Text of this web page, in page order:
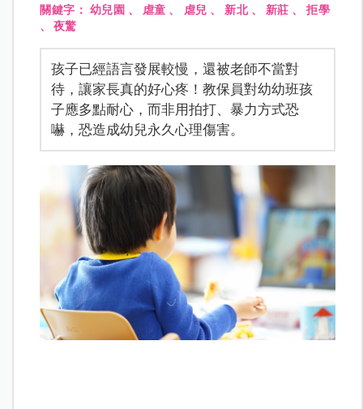
關鍵字： 幼兒園 、 虐童 、 虐兒 、 新北、 新莊 、拒學
、夜驚
孩子已經語言發展較慢，還被老師不當對
待，讓家長真的好心疼！教保員對幼幼班孩
子應多點耐心，而非用拍打、暴力方式恐
嚇，恐造成幼兒永久心理傷害。